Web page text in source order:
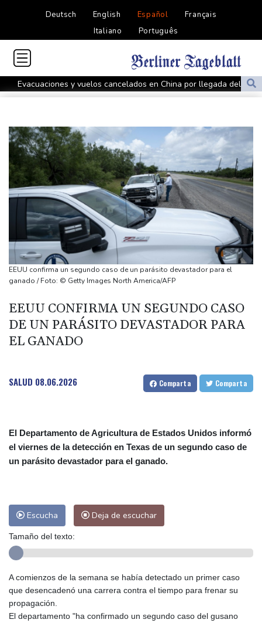
Deutsch English Español
Français
Italiano
Português
Evacuaciones y vuelos cancelados en China por llegada del tifón
Dolphin
ataques cruzados
Irán afirma que Ormuz seguirá bloqueado hasta que EEUU
acepte "todas" sus condiciones
La fiebre del oro transforma vidas y paisajes en Afganistán
Irán plantea condiciones para la reapertura del estrecho de
Ormuz
Evacuaciones y vuelos cancelados en China al acercarse el tifón
Dolphin
Llega Messi a Argentina para despedir a su padre Jorge tras su
muerte
socavar a su presidente"
Erupción del Etna obliga a suspender llegadas a un aeropuerto
de Sicilia
dron en su territorio
EEUU confirma un segundo caso de un parásito devastador para el
ganado / Foto: © Getty Images North America/AFP
EEUU CONFIRMA UN SEGUNDO CASO
DE UN PARÁSITO DEVASTADOR PARA
EL GANADO
SALUD 08.06.2026 Comparta Comparta
El Departamento de Agricultura de Estados Unidos informó
el viernes de la detección en Texas de un segundo caso de
un parásito devastador para el ganado.
Escucha Deja de escuchar
Tamaño del texto:
A comienzos de la semana se había detectado un primer caso
que desencadenó una carrera contra el tiempo para frenar su
propagación.
El departamento "ha confirmado un segundo caso del gusano